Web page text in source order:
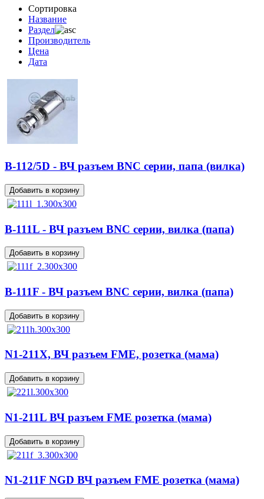
Сортировка
Название
Раздел
Производитель
Цена
Дата
B-112/5D - ВЧ разъем BNC серии, папа (вилка)
B-111L - ВЧ разъем BNC серии, вилка (папа)
B-111F - ВЧ разъем BNC серии, вилка (папа)
N1-211X, ВЧ разъем FME, розетка (мама)
N1-211L ВЧ разъем FME розетка (мама)
N1-211F NGD ВЧ разъем FME розетка (мама)